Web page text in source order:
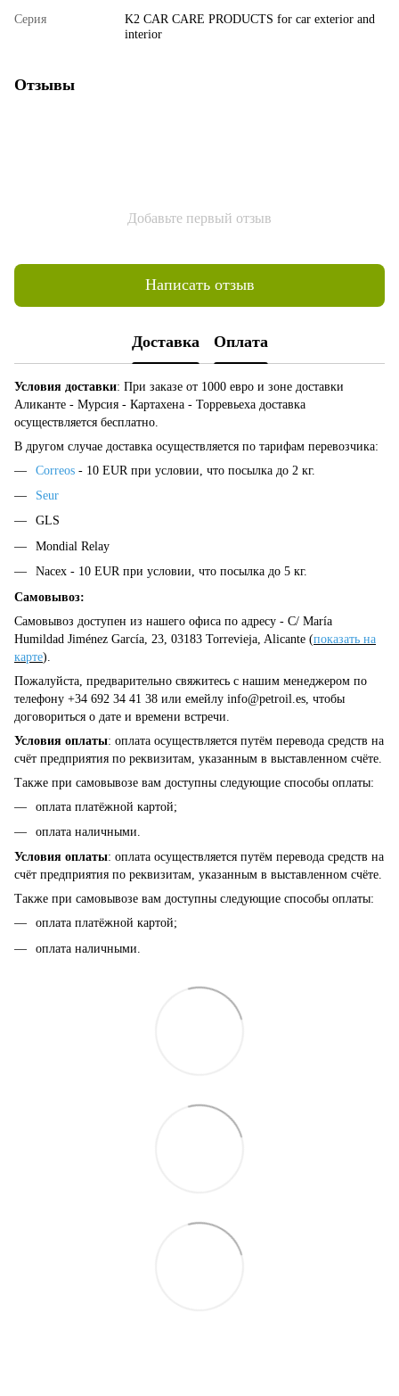
Серия
K2 CAR CARE PRODUCTS for car exterior and
interior
Отзывы
Добавьте первый отзыв
Написать отзыв
Доставка Оплата
Условия доставки: При заказе от 1000 евро и зоне доставки
Аликанте - Мурсия - Картахена - Торревьеха доставка
осуществляется бесплатно.
В другом случае доставка осуществляется по тарифам перевозчика:
Correos - 10 EUR при условии, что посылка до 2 кг.
Seur
GLS
Mondial Relay
Nacex - 10 EUR при условии, что посылка до 5 кг.
Самовывоз:
Самовывоз доступен из нашего офиса по адресу - C/ María
Humildad Jiménez García, 23, 03183 Torrevieja, Alicante (показать на
карте).
Пожалуйста, предварительно свяжитесь с нашим менеджером по
телефону +34 692 34 41 38 или емейлу info@petroil.es , чтобы
договориться о дате и времени встречи.
Условия оплаты: оплата осуществляется путём перевода средств на
счёт предприятия по реквизитам, указанным в выставленном счёте.
Также при самовывозе вам доступны следующие способы оплаты:
оплата платёжной картой;
оплата наличными.
Условия оплаты: оплата осуществляется путём перевода средств на
счёт предприятия по реквизитам, указанным в выставленном счёте.
Также при самовывозе вам доступны следующие способы оплаты:
оплата платёжной картой;
оплата наличными.